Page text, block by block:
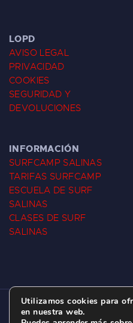
LOPD
AVISO LEGAL
PRIVACIDAD
COOKIES
SEGURIDAD Y
DEVOLUCIONES
INFORMACIÓN
SURFCAMP SALINAS
TARIFAS SURFCAMP
ESCUELA DE SURF
SALINAS
CLASES DE SURF
SALINAS
ESCUELA DE
Utilizamos cookies para
en nuestra web.